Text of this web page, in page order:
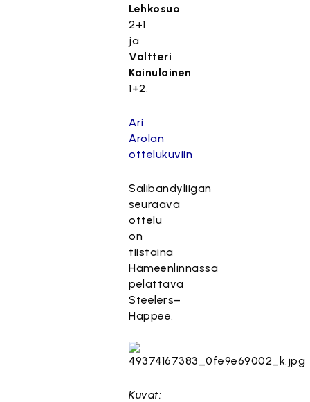
Lehkosuo
2+1
ja
Valtteri
Kainulainen
1+2.
Ari
Arolan
ottelukuviin
Salibandyliigan
seuraava
ottelu
on
tiistaina
Hämeenlinnassa
pelattava
Steelers–
Happee.
Kuvat: